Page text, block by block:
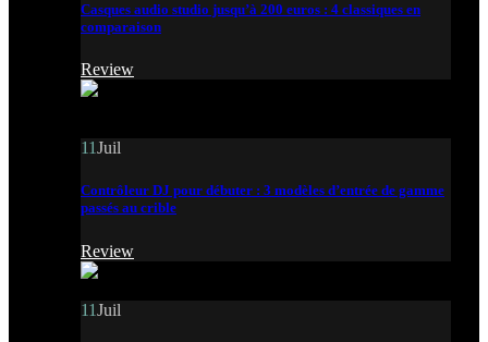
Casques audio studio jusqu’à 200 euros : 4 classiques en
comparaison
Review
11Juil
Contrôleur DJ pour débuter : 3 modèles d’entrée de gamme
passés au crible
Review
11Juil